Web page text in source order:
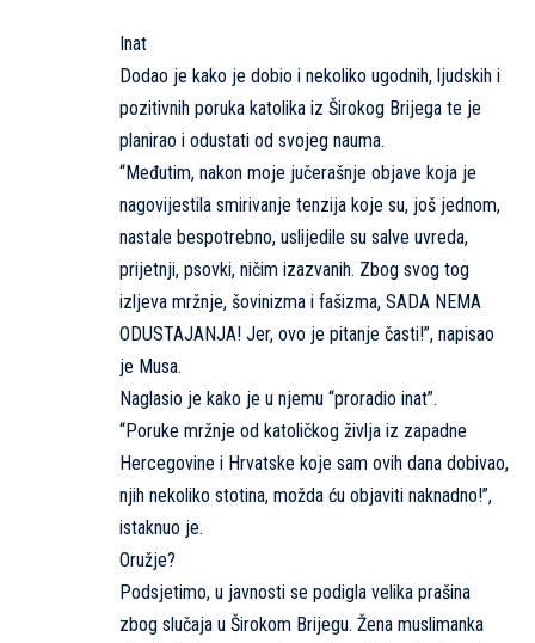
Inat
Dodao je kako je dobio i nekoliko ugodnih, ljudskih i
pozitivnih poruka katolika iz Širokog Brijega te je
planirao i odustati od svojeg nauma.
“Međutim, nakon moje jučerašnje objave koja je
nagovijestila smirivanje tenzija koje su, još jednom,
nastale bespotrebno, uslijedile su salve uvreda,
prijetnji, psovki, ničim izazvanih. Zbog svog tog
izljeva mržnje, šovinizma i fašizma, SADA NEMA
ODUSTAJANJA! Jer, ovo je pitanje časti!”, napisao
je Musa.
Naglasio je kako je u njemu “proradio inat”.
“Poruke mržnje od katoličkog življa iz zapadne
Hercegovine i Hrvatske koje sam ovih dana dobivao,
njih nekoliko stotina, možda ću objaviti naknadno!”,
istaknuo je.
Oružje?
Podsjetimo, u javnosti se podigla velika prašina
zbog slučaja u Širokom Brijegu. Žena muslimanka